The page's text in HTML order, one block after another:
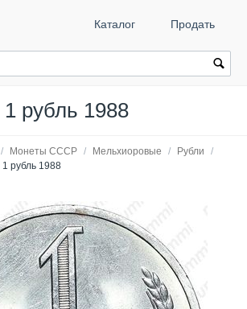
Каталог Продать
1 рубль 1988
/ Монеты СССР / Мельхиоровые / Рубли
/
1 рубль 1988